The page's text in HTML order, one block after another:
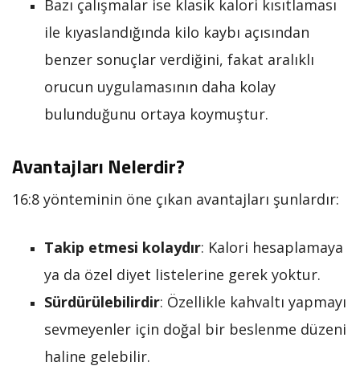
Bazı çalışmalar ise klasik kalori kısıtlaması
ile kıyaslandığında kilo kaybı açısından
benzer sonuçlar verdiğini, fakat aralıklı
orucun uygulamasının daha kolay
bulunduğunu ortaya koymuştur.
Avantajları Nelerdir?
16:8 yönteminin öne çıkan avantajları şunlardır:
Takip etmesi kolaydır: Kalori hesaplamaya
ya da özel diyet listelerine gerek yoktur.
Sürdürülebilirdir: Özellikle kahvaltı yapmayı
sevmeyenler için doğal bir beslenme düzeni
haline gelebilir.